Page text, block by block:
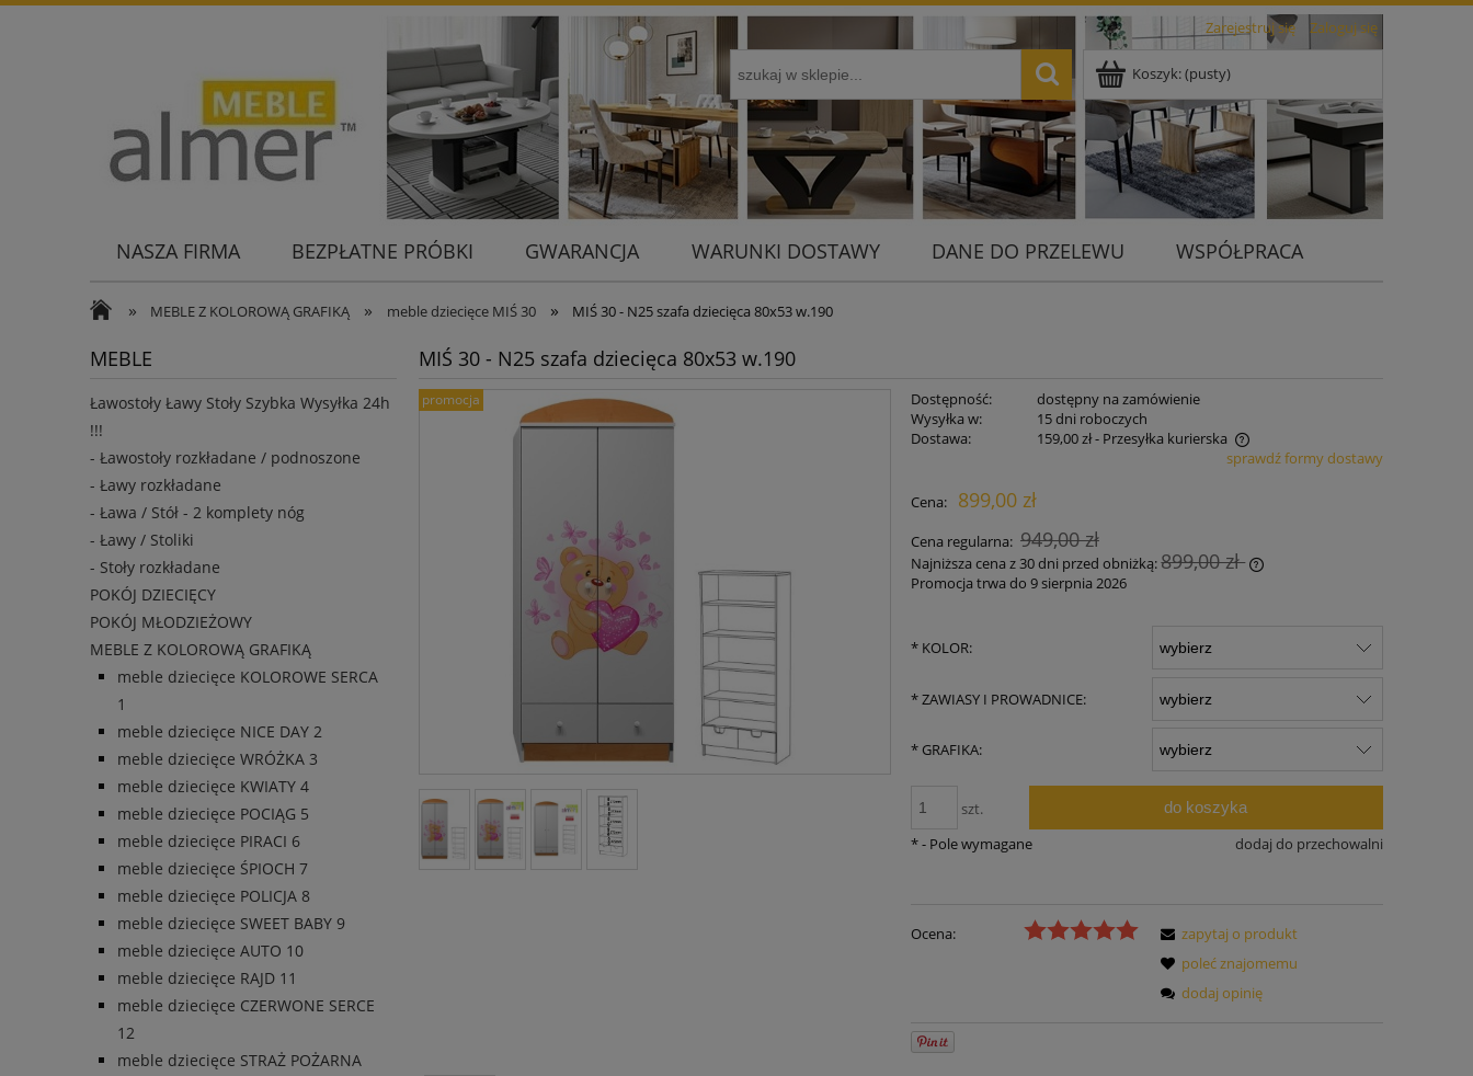
Zarejestruj się Zaloguj się
Koszyk:(pusty)
NASZA FIRMA BEZPŁATNE PRÓBKI GWARANCJA WARUNKI DOSTAWY DANE DO PRZELEWU
WSPÓŁPRACA
» MEBLE Z KOLOROWĄ GRAFIKĄ » meble dziecięce MIŚ 30 » MIŚ 30 - N25 szafa dziecięca 80x53 w.190
MEBLE
Ławostoły Ławy Stoły Szybka Wysyłka 24h
!!!
- Ławostoły rozkładane / podnoszone
- Ławy rozkładane
- Ława / Stół - 2 komplety nóg
- Ławy / Stoliki
- Stoły rozkładane
POKÓJ DZIECIĘCY
POKÓJ MŁODZIEŻOWY
MEBLE Z KOLOROWĄ GRAFIKĄ
meble dziecięce KOLOROWE SERCA
1
meble dziecięce NICE DAY 2
meble dziecięce WRÓŻKA 3
meble dziecięce KWIATY 4
meble dziecięce POCIĄG 5
meble dziecięce PIRACI 6
meble dziecięce ŚPIOCH 7
meble dziecięce POLICJA 8
meble dziecięce SWEET BABY 9
meble dziecięce AUTO 10
meble dziecięce RAJD 11
meble dziecięce CZERWONE SERCE
12
meble dziecięce STRAŻ POŻARNA
MIŚ 30 - N25 szafa dziecięca 80x53 w.190
promocja Dostępność:
dostępny na zamówienie
Wysyłka w:
15 dni roboczych
Dostawa:
159,00 zł- Przesyłka kurierska
płatności
sprawdź formy dostawy
Cena: 899,00 zł
Cena regularna: 949,00 zł
Najniższa cena z 30 dni przed obniżką:899,00 zł
momentu, kiedy produkt pojawił się w
Promocja trwa do 9 sierpnia 2026
* KOLOR:
*ZAWIASY I PROWADNICE:
* GRAFIKA:
szt. do koszyka
dodaj do przechowalni
*- Pole wymagane
Ocena:
zapytaj o produkt
poleć znajomemu
dodaj opinię